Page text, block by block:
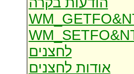
לחצנים
אודות לחצנים